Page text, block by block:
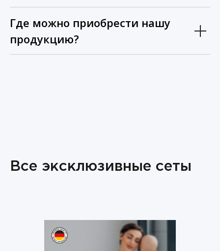
Где можно приобрести нашу
продукцию?
Все эксклюзивные сеты